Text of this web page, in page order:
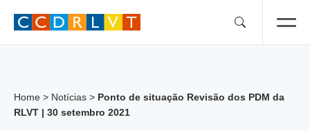
Home > Notícias > Ponto de situação Revisão dos PDM da
RLVT | 30 setembro 2021